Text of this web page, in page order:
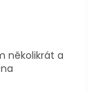
několikrát a